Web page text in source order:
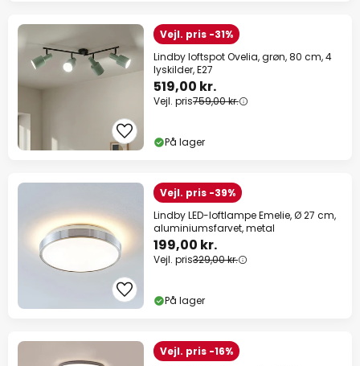
Vejl. pris -31%
Lindby loftspot Ovelia, grøn, 80 cm, 4
lyskilder, E27
519,00 kr.
Vejl. pris759,00 kr.
På lager
Vejl. pris -39%
Lindby LED-loftlampe Emelie, Ø 27 cm,
aluminiumsfarvet, metal
199,00 kr.
Vejl. pris329,00 kr.
På lager
Vejl. pris -16%